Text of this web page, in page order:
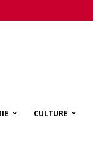
CULTURE